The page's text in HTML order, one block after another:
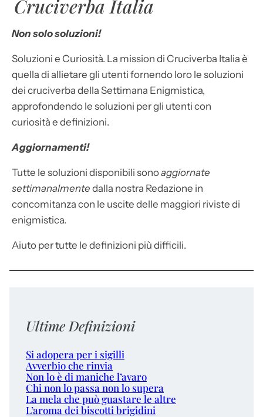
Cruciverba Italia
Non solo soluzioni!
Soluzioni e Curiosità. La mission di Cruciverba Italia è
quella di allietare gli utenti fornendo loro le soluzioni
dei cruciverba della Settimana Enigmistica,
approfondendo le soluzioni per gli utenti con
curiosità e definizioni.
Aggiornamenti!
Tutte le soluzioni disponibili sonoaggiornate
settimanalmente dalla nostra Redazione in
concomitanza con le uscite delle maggiori riviste di
enigmistica.
Aiuto per tutte le definizioni più difficili.
Ultime Definizioni
Si adopera per i sigilli
Avverbio che rinvia
Non lo è di maniche l’avaro
Chi non lo passa non lo supera
La mela che può guastare le altre
L’aroma dei biscotti brigidini